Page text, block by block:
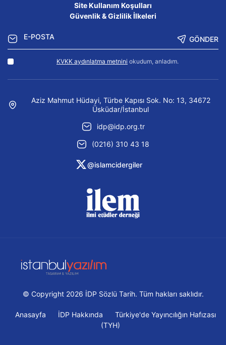
Site Kullanım Koşulları
Güvenlik & Gizlilik İlkeleri
GÖNDER
KVKK aydınlatma metnini okudum, anladım.
Aziz Mahmut Hüdayi, Türbe Kapısı Sok. No: 13, 34672
Üsküdar/İstanbul
idp@idp.org.tr
(0216) 310 43 18
@islamcidergiler
© Copyright 2026 İDP Sözlü Tarih. Tüm hakları saklıdır.
Anasayfa İDP Hakkında
Türkiye'de Yayıncılığın Hafızası
(TYH)